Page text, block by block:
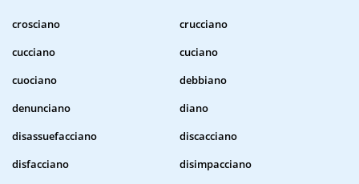
crosciano
crucciano
cucciano
cuciano
cuociano
debbiano
denunciano
diano
disassuefacciano
discacciano
disfacciano
disimpacciano